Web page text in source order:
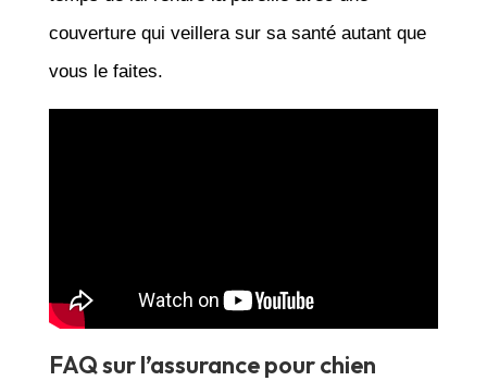
couverture qui veillera sur sa santé autant que
vous le faites.
FAQ sur l’assurance pour chien